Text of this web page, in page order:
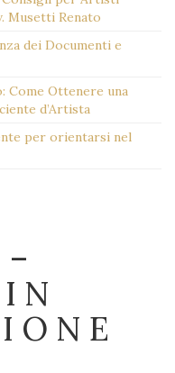
Musetti Renato
dei Documenti e
Come Ottenere una
d’Artista
per orientarsi nel